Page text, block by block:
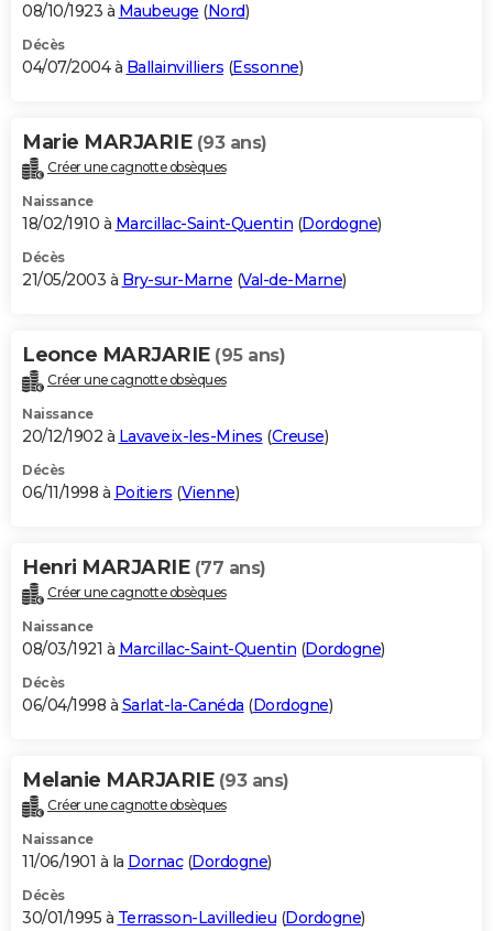
08/10/1923 à Maubeuge (Nord)
Décès
04/07/2004 à Ballainvilliers (Essonne)
Marie MARJARIE (93 ans)
Créer une cagnotte obsèques
Naissance
18/02/1910 à Marcillac-Saint-Quentin (Dordogne)
Décès
21/05/2003 à Bry-sur-Marne (Val-de-Marne)
Leonce MARJARIE (95 ans)
Créer une cagnotte obsèques
Naissance
20/12/1902 à Lavaveix-les-Mines (Creuse)
Décès
06/11/1998 à Poitiers (Vienne)
Henri MARJARIE (77 ans)
Créer une cagnotte obsèques
Naissance
08/03/1921 à Marcillac-Saint-Quentin (Dordogne)
Décès
06/04/1998 à Sarlat-la-Canéda (Dordogne)
Melanie MARJARIE (93 ans)
Créer une cagnotte obsèques
Naissance
11/06/1901 à la Dornac(Dordogne)
Décès
30/01/1995 à Terrasson-Lavilledieu (Dordogne)